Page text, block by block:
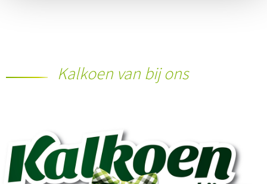
Kalkoen van bij ons